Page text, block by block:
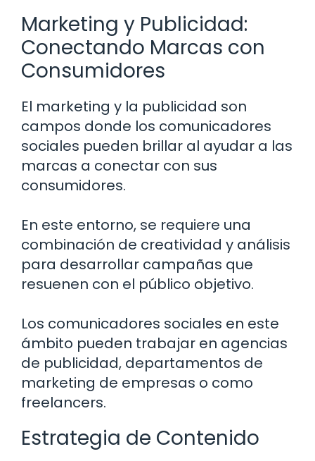
Marketing y Publicidad:
Conectando Marcas con
Consumidores
El marketing y la publicidad son
campos donde los comunicadores
sociales pueden brillar al ayudar a las
marcas a conectar con sus
consumidores.
En este entorno, se requiere una
combinación de creatividad y análisis
para desarrollar campañas que
resuenen con el público objetivo.
Los comunicadores sociales en este
ámbito pueden trabajar en agencias
de publicidad, departamentos de
marketing de empresas o como
freelancers.
Estrategia de Contenido